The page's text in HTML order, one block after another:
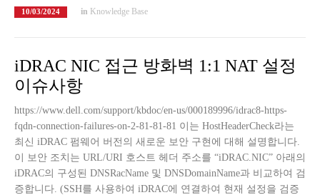
10/03/2024 in Knowledge Base
iDRAC NIC 접근 방화벽 1:1 NAT 설정
이슈사항
https://www.dell.com/support/kbdoc/en-us/000189996/idrac8-https-
fqdn-connection-failures-on-2-81-81-81 이는 HostHeaderCheck라는
최신 iDRAC 펌웨어 버전의 새로운 보안 구현에 대해 설명합니다.
이 보안 조치는 URL/URI 호스트 헤더 주소를 “iDRAC.NIC” 아래의
iDRAC의 구성된 DNSRacName 및 DNSDomainName과 비교하여 검
증합니다. (SSH를 사용하여 iDRAC에 연결하여 현재 설정을 검증